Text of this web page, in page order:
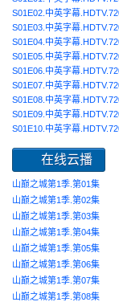
S01E02.中英字幕
S01E03.中英字幕
S01E04.中英字幕
S01E05.中英字幕
S01E06.中英字幕
S01E07.中英字幕
S01E08.中英字幕
S01E09.中英字幕
S01E10.中英字幕
在线云播
山巅之城第1季.第01集
山巅之城第1季.第02集
山巅之城第1季.第03集
山巅之城第1季.第04集
山巅之城第1季.第05集
山巅之城第1季.第06集
山巅之城第1季.第07集
山巅之城第1季.第08集